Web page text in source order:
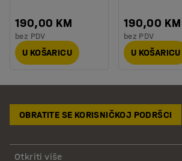
190,00 KM
bez PDV
U KOŠARICU
190,00 KM
bez PDV
U KOŠARICU
OBRATITE SE KORISNIČKOJ PODRŠCI
Otkriti više